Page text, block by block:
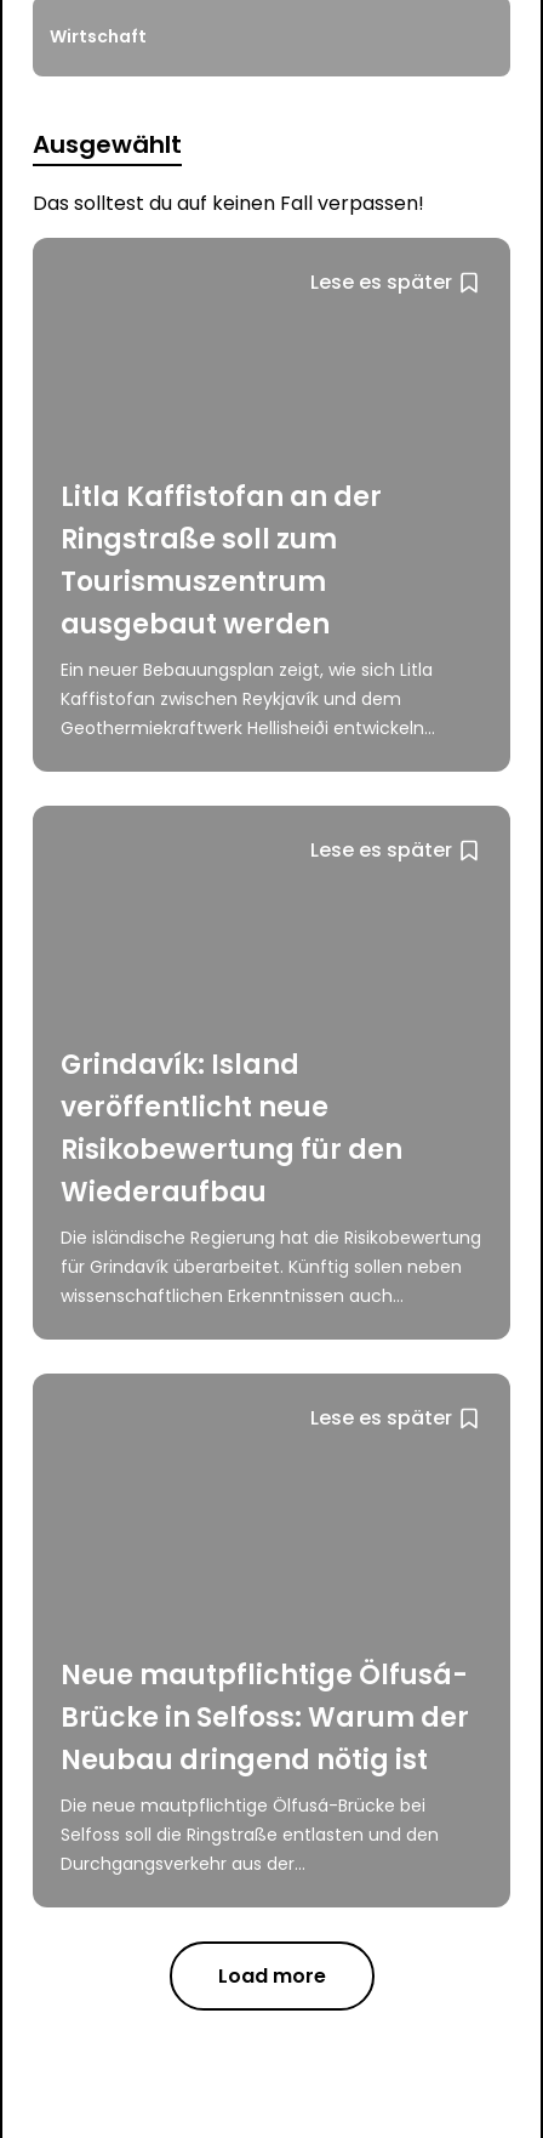
Wirtschaft
Ausgewählt
Das solltest du auf keinen Fall verpassen!
Lese es später
Litla Kaffistofan an der
Ringstraße soll zum
Tourismuszentrum
ausgebaut werden
Ein neuer Bebauungsplan zeigt, wie sich Litla
Kaffistofan zwischen Reykjavík und dem
Geothermiekraftwerk Hellisheiði entwickeln...
Lese es später
Grindavík: Island
veröffentlicht neue
Risikobewertung für den
Wiederaufbau
Die isländische Regierung hat die Risikobewertung
für Grindavík überarbeitet. Künftig sollen neben
wissenschaftlichen Erkenntnissen auch...
Lese es später
Neue mautpflichtige Ölfusá-
Brücke in Selfoss: Warum der
Neubau dringend nötig ist
Die neue mautpflichtige Ölfusá-Brücke bei
Selfoss soll die Ringstraße entlasten und den
Durchgangsverkehr aus der...
Load more